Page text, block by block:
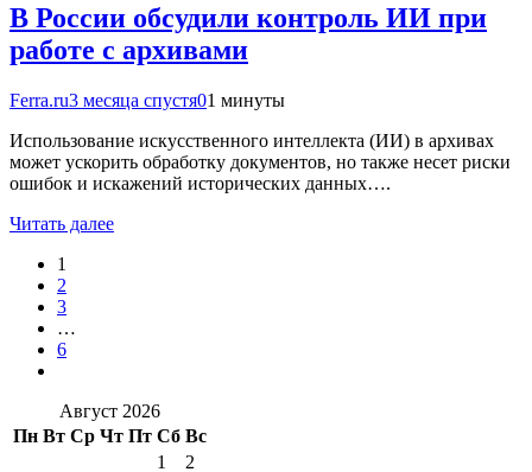
В России обсудили контроль ИИ при
работе с архивами
Ferra.ru3 месяца спустя01 минуты
Использование искусственного интеллекта (ИИ) в архивах
может ускорить обработку документов, но также несет риски
ошибок и искажений исторических данных….
Читать далее
1
2
3
…
6
Август 2026
Пн Вт Ср Чт Пт Сб Вс
1
2